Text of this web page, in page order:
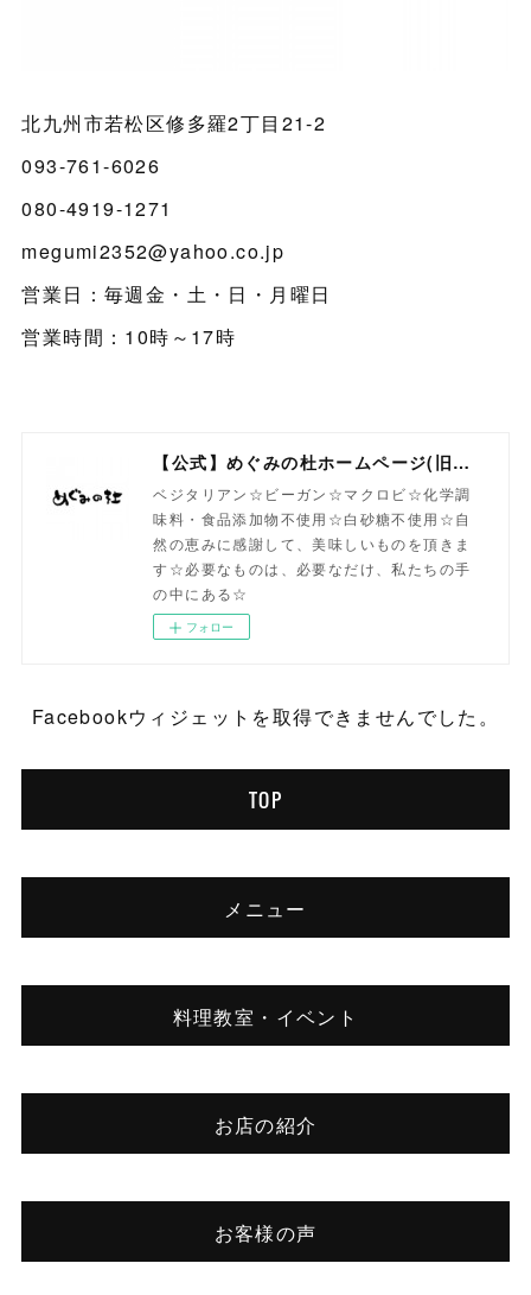
北九州市若松区修多羅2丁目21-2
093-761-6026
080-4919-1271
megumi2352@yahoo.co.jp
営業日：毎週金・土・日・月曜日
営業時間：10時～17時
【公式】めぐみの杜ホームページ(旧自然食工房）
ベジタリアン☆ビーガン☆マクロビ☆化学調
味料・食品添加物不使用☆白砂糖不使用☆自
然の恵みに感謝して、美味しいものを頂きま
す☆必要なものは、必要なだけ、私たちの手
の中にある☆
フォロー
Facebookウィジェットを取得できませんでした。
TOP
メニュー
料理教室・イベント
お店の紹介
お客様の声